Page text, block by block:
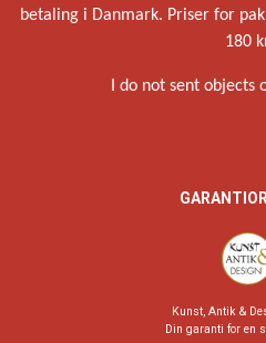
betaling i Danmark. Priser for
180
I do not sent objects
Kunst, Antik &
Din garanti for en